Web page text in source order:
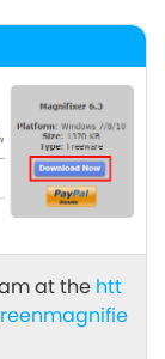
at the htt